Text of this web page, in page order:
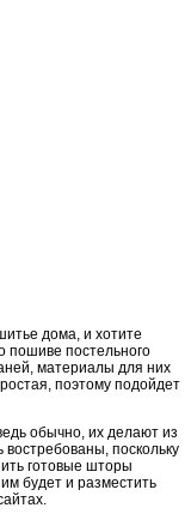
дома, и хотите
пошиве постельного
материалы для них
поэтому подойдет
обычно, их делают из
востребованы, поскольку
готовые шторы
будет и разместить